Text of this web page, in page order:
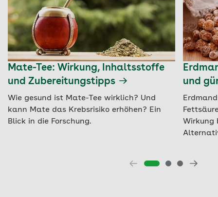
Mate-Tee: Wirkung, Inhaltsstoffe
und Zubereitungstipps
Wie gesund ist Mate-Tee wirklich? Und
kann Mate das Krebsrisiko erhöhen? Ein
Blick in die Forschung.
und
Wirkung